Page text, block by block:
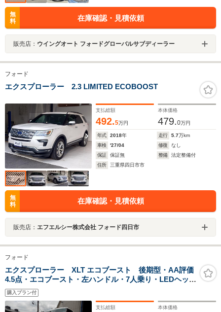
無
料
在庫確認・見積依頼
販売店： ウイングオート フォードグローバルサブディーラー
フォード
エクスプローラー 2.3 LIMITED ECOBOOST
支払総額
492.5万円
本体価格
479.0万円
年式 2018年 走行 5.7万km
車検
'27/04 修復
なし
保証
保証無 整備
法定整備付
住所
三重県四日市市
無
料
在庫確認・見積依頼
販売店： エフエルシー株式会社 フォード四日市
フォード
エクスプローラー XLT エコブースト 後期型・AA評価
4.5点・エコブースト・左ハンドル・7人乗り・LEDヘッド
ライト・フォグランプ・ベージュ内装・パワーシート・
革シート・純正18インチ・BSM・前後ソナー・360°カメ
ラ・パドルシフト・Bluetooth
購入プラン付
支払総額 本体価格